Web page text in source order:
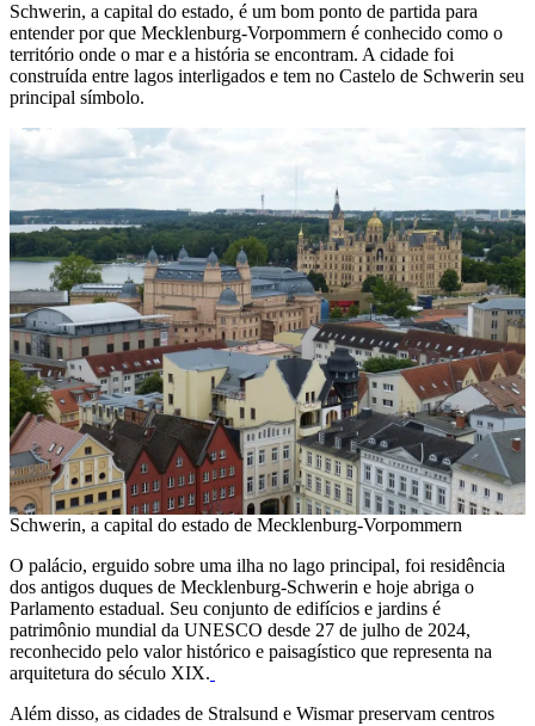
Schwerin, a capital do estado, é um bom ponto de partida para
entender por que Mecklenburg-Vorpommern é conhecido como o
território onde o mar e a história se encontram. A cidade foi
construída entre lagos interligados e tem no Castelo de Schwerin seu
principal símbolo.
Schwerin, a capital do estado de Mecklenburg-Vorpommern
O palácio, erguido sobre uma ilha no lago principal, foi residência
dos antigos duques de Mecklenburg-Schwerin e hoje abriga o
Parlamento estadual. Seu conjunto de edifícios e jardins é
patrimônio mundial da UNESCO desde 27 de julho de 2024,
reconhecido pelo valor histórico e paisagístico que representa na
arquitetura do século XIX.
Além disso, as cidades de Stralsund e Wismar preservam centros